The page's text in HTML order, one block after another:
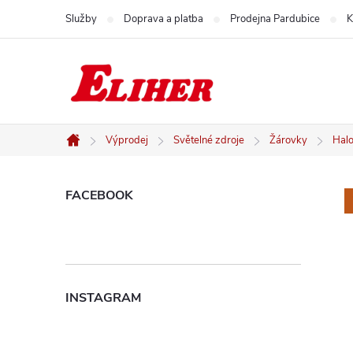
Služby Doprava a platba Prodejna Pardubice
Domů
Výprodej Světelné zdroje Žárovky
P
s
FACEBOOK
INSTAGRAM